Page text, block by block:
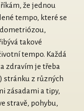
že jednou
tempo, které se
takové
tempo. Každá
zdravím je třeba
stránku z různých
zásadami a tipy,
stravě, pohybu,